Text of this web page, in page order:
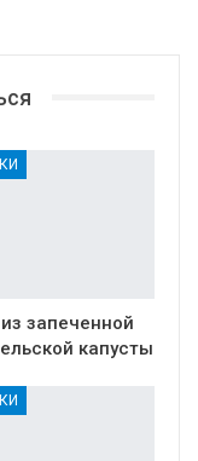
запеченной
капусты